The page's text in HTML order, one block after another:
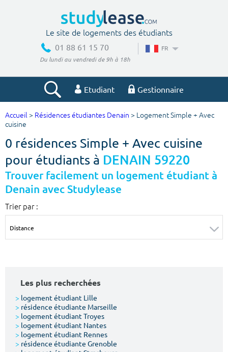
Le site de logements des étudiants
01 88 61 15 70
Du lundi au vendredi de 9h à 18h
FR
Etudiant Gestionnaire
Votre recherche
Ville, école
Budget min
€
Budget max
€
Surface min Surface max
Type de location
Votre date d'entrée
Accueil > Résidences étudiantes Denain > Logement Simple + Avec
cuisine
0 résidences Simple + Avec cuisine
pour étudiants à DENAIN 59220
Trouver facilement un logement étudiant à
Denain avec Studylease
Trier par :
Les plus recherchées
> logement étudiant Lille
> résidence étudiante Marseille
> logement étudiant Troyes
> logement étudiant Nantes
> logement étudiant Rennes
> résidence étudiante Grenoble